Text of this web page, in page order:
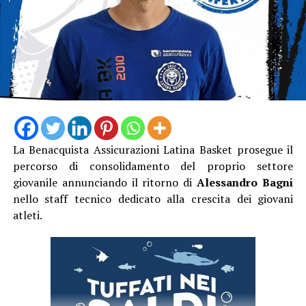
“Con questo provvedimento – dichiara il sindaco Lidano
Lucidi – compiamo un passo fondamentale verso la
realizzazione di un’opera che la nostra città attende da
di riferimento per lo sport setino e meritava un
intervento di riqualificazione profondo. Restituiremo
agli atleti, alle società sportive e ai cittadini un impianto
moderno, più sicuro, efficiente e all’altezza delle
La Benacquista Assicurazioni Latina Basket prosegue il
percorso di consolidamento del proprio settore
giovanile annunciando il ritorno diAlessandro Bagni
nello staff tecnico dedicato alla crescita dei giovani
atleti.